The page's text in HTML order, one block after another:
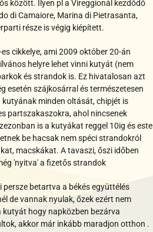
között. Ilyen pl a Vireggionál kezdődő
di Camaiore, Marina di Pietrasanta,
része is végig kiépített.
cikkelye, ami 2009 október 20-án
helyre lehet vinni kutyát (nem
és strandok is. Ez hivatalosan azt
esetén szájkosárral és természetesen
minden oltását, chipjét is
partszakaszokra, ahol nincsenek
is a kutyákat reggel 10ig és este
be hacsak nem spéci strandokról
macskákat. A tavaszi, őszi időben
'nyitva' a fizetős strandok
betartva a békés együttélés
de vannak nyulak, őzek ezért nem
hogy napközben bezárva
akkor már inkább maradjon otthon .